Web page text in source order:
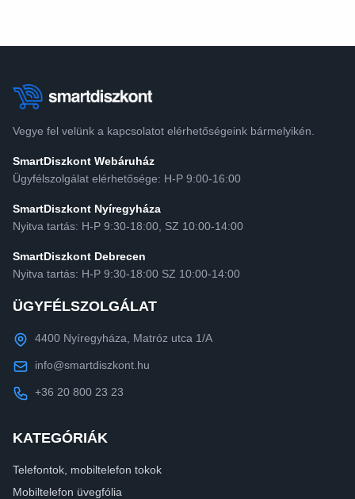
Vegye fel velünk a kapcsolatot elérhetőségeink bármelyikén.
SmartDiszkont Webáruház
Ügyfélszolgálat elérhetősége: H-P 9:00-16:00
SmartDiszkont Nyíregyháza
Nyitva tartás: H-P 9:30-18:00, SZ 10:00-14:00
SmartDiszkont Debrecen
Nyitva tartás: H-P 9:30-18:00 SZ 10:00-14:00
ÜGYFÉLSZOLGÁLAT
4400 Nyíregyháza, Matróz utca 1/A
info@smartdiszkont.hu
+36 20 800 23 23
KATEGÓRIÁK
Telefontok, mobiltelefon tokok
Mobiltelefon üvegfólia